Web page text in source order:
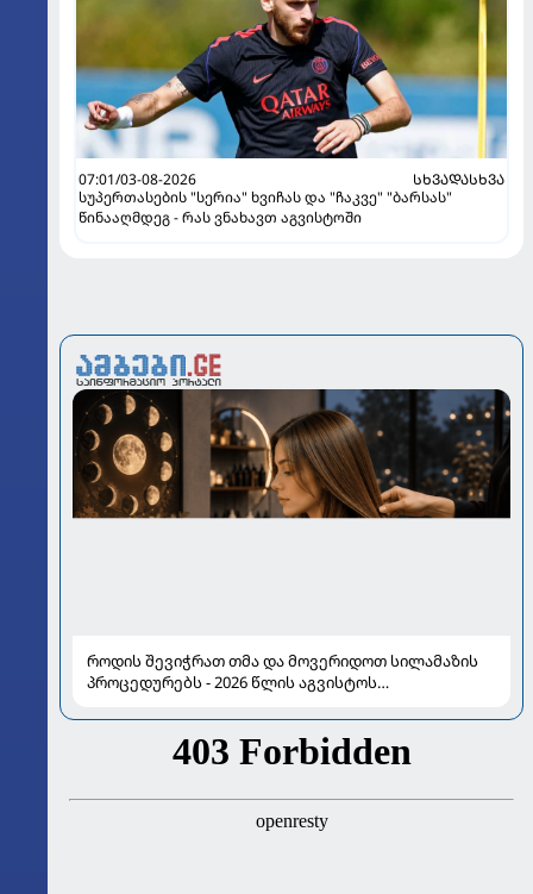
07:01/03-08-2026
ᲡᲮᲕᲐᲓᲐᲡᲮᲕᲐ
სუპერთასების "სერია" ხვიჩას და "ჩაკვე" "ბარსას"
წინააღმდეგ - რას ვნახავთ აგვისტოში
როდის შევიჭრათ თმა და მოვერიდოთ სილამაზის
პროცედურებს - 2026 წლის აგვისტოს